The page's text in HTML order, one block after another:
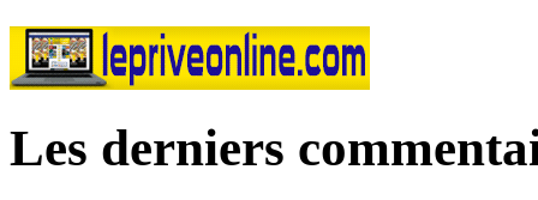
Les derniers